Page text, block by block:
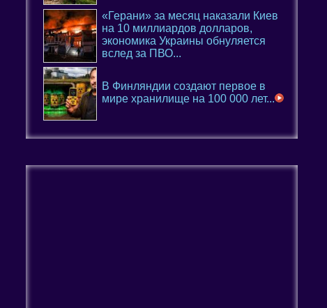
«Герани» за месяц наказали Киев
на 10 миллиардов долларов,
экономика Украины обнуляется
вслед за ПВО...
В Финляндии создают первое в
мире хранилище на 100 000 лет...